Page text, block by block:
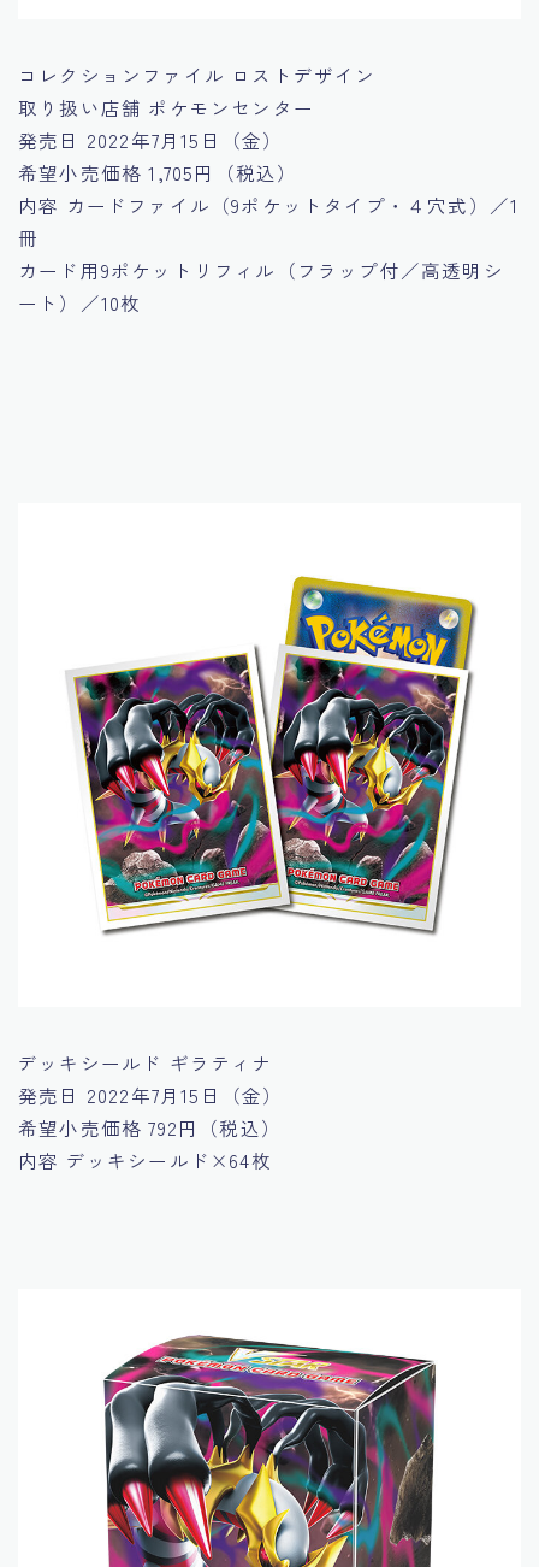
コレクションファイル ロストデザイン
取り扱い店舗 ポケモンセンター
発売日 2022年7月15日（金）
希望小売価格 1,705円（税込）
内容 カードファイル（9ポケットタイプ・４穴式）／1
冊
カード用9ポケットリフィル（フラップ付／高透明シ
ート）／10枚
デッキシールド ギラティナ
発売日 2022年7月15日（金）
希望小売価格 792円（税込）
内容 デッキシールド×64枚